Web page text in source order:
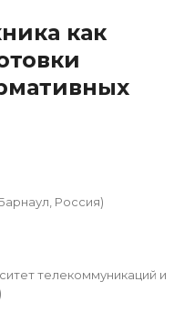
как
Россия)
телекоммуникаций и